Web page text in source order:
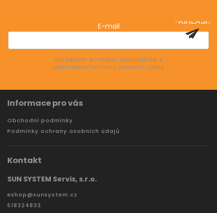
E-mail
Vložením e-mailu souhlasíte s
podmínkami ochrany osobních údajů
PŘIHLÁSIT
Informace pro vás
Obchodní podmínky
Podmínky ochrany osobních údajů
Kontakt
SUN SYSTEM Servis, s.r.o.
eshop@sunsystem.cz
518324833